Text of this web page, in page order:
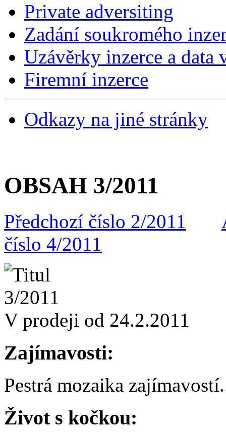
Private adversiting
Zadání soukromého
Uzávěrky inzerce a data
Firemní inzerce
Odkazy na jiné stránky
OBSAH 3/2011
Předchozí číslo 2/2011
číslo 4/2011
V prodeji od 24.2.2011
Zajímavosti:
Pestrá mozaika zajímavostí
Život s kočkou: